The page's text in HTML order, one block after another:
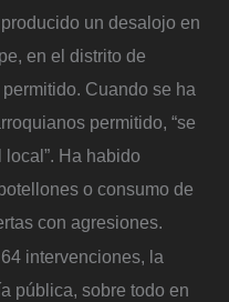
un desalojo en
en el distrito de
Cuando se ha
permitido, “se
Ha habido
o consumo de
con agresiones.
intervenciones, la
pública, sobre todo en